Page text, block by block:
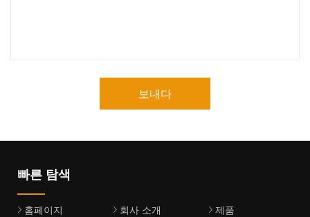
보내다
빠른 탐색
홈페이지 회사 소개
제품